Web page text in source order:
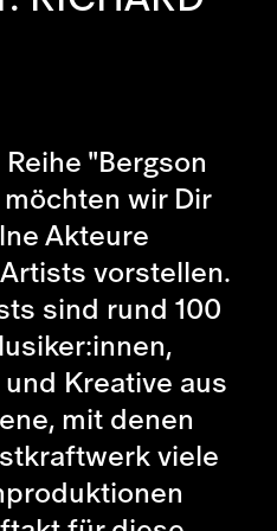
"Bergson
wir Dir
Akteure
vorstellen.
sind rund 100
Kreative aus
mit denen
viele